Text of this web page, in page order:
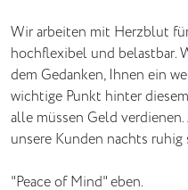
Wir arbeiten mit Herzblut
hochflexibel und belastbar.
dem Gedanken, Ihnen ein
wichtige Punkt hinter
alle müssen Geld
unsere Kunden nachts
"Peace of Mind" eben.